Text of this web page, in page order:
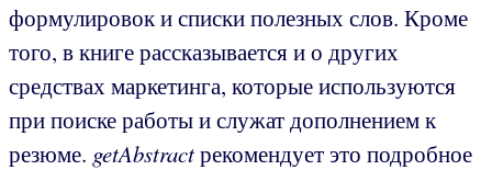
формулировок и списки полезных слов. Кроме
того, в книге рассказывается и о других
средствах маркетинга, которые используются
при поиске работы и служат дополнением к
резюме. getAbstractрекомендует это подробное